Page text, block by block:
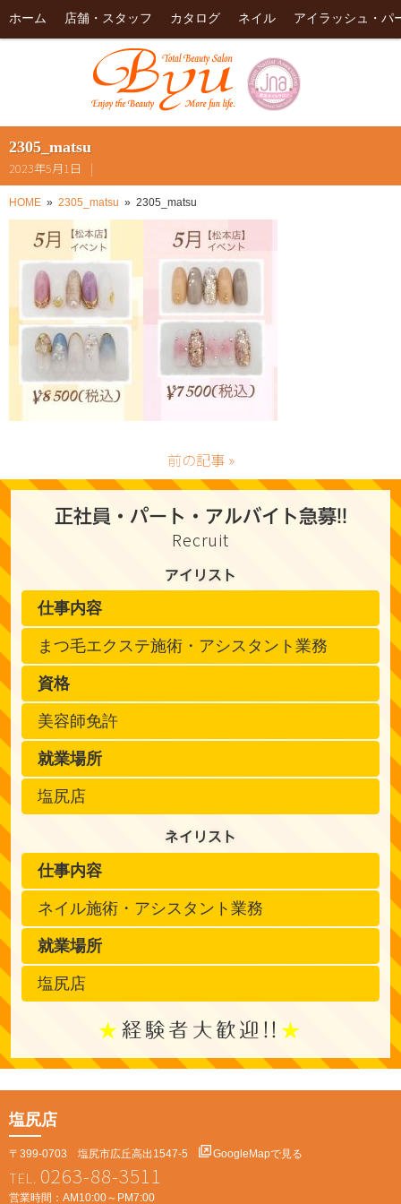
ホーム 店舗・スタッフ カタログ ネイル アイラッシュ・パ
2305_matsu
2023年5月1日
HOME 2305_matsu 2305_matsu
前の記事 »
正社員・パート・アルバイト急募!!
Recruit
アイリスト
仕事内容
まつ毛エクステ施術・アシスタント業務
資格
美容師免許
就業場所
塩尻店
ネイリスト
仕事内容
ネイル施術・アシスタント業務
就業場所
塩尻店
経験者大歓迎!!
塩尻店
〒399-0703 塩尻市広丘高出1547-5 GoogleMapで見る
0263-88-3511
営業時間：AM10:00～PM7:00